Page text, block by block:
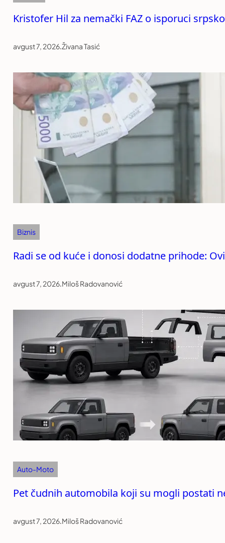
Kristofer Hil za nemački FAZ o isporuci
avgust 7, 2026.Živana Tasić
Biznis
Radi se od kuće i donosi dodatne prihode:
avgust 7, 2026.Miloš Radovanović
Auto-Moto
Pet čudnih automobila koji su mogli postati
avgust 7, 2026.Miloš Radovanović